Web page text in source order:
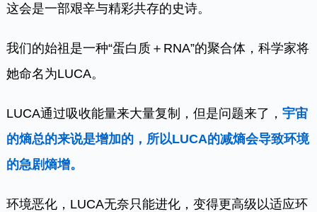
这会是一部艰辛与精彩共存的史诗。
我们的始祖是一种“蛋白质＋RNA”的聚合体，科学家将
她命名为LUCA。
LUCA通过吸收能量来大量复制，但是问题来了，宇宙
的熵总的来说是增加的，所以LUCA的减熵会导致环境
的急剧熵增。
环境恶化，LUCA无奈只能进化，变得更高级以适应环